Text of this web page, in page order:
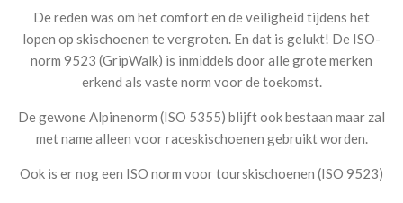
De reden was om het comfort en de veiligheid tijdens het
lopen op skischoenen te vergroten. En dat is gelukt! De ISO-
norm 9523 (GripWalk) is inmiddels door alle grote merken
erkend als vaste norm voor de toekomst.
De gewone Alpinenorm (ISO 5355) blijft ook bestaan maar zal
met name alleen voor raceskischoenen gebruikt worden.
Ook is er nog een ISO norm voor tourskischoenen (ISO 9523)